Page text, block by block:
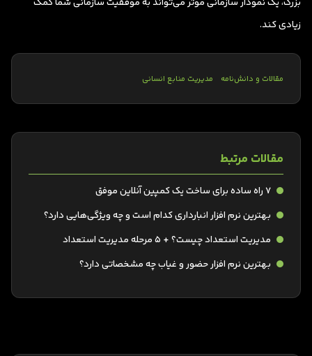
زیادی کند.
مقالات و دانش‌نامه مدیریت منابع انسانی
مقالات مرتبط
7 راه ساده برای ساخت یک کمپین آنلاین موفق
بهترین نرم افزار انبارداری کدام است و چه ویژگی‌هایی دارد؟
مدیریت استعداد چیست؟ + 5 مرحله مدیریت استعداد
بهترین نرم افزار حضور و غیاب چه مشخصاتی دارد؟